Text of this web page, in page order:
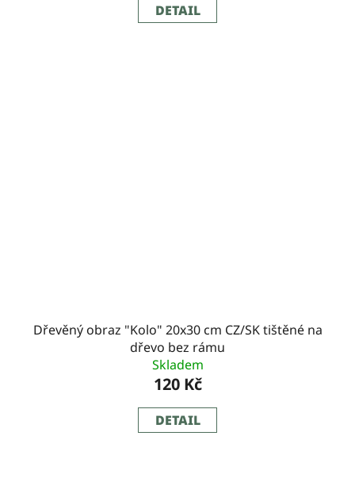
DETAIL
Dřevěný obraz "Kolo" 20x30 cm CZ/SK tištěné na
dřevo bez rámu
Skladem
120 Kč
DETAIL